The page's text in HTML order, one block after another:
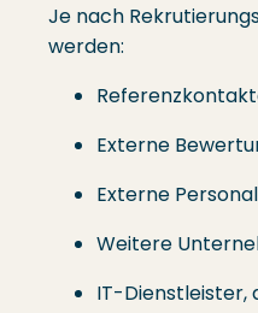
Je nach
werden:
Externe
Externe
Weitere
IT-Dienstleister,